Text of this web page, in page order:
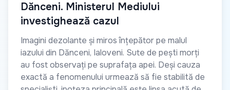
Dănceni. Ministerul Mediului
investighează cazul
Imagini dezolante și miros înțepător pe malul
iazului din Dănceni, Ialoveni. Sute de pești morți
au fost observați pe suprafața apei. Deși cauza
exactă a fenomenului urmează să fie stabilită de